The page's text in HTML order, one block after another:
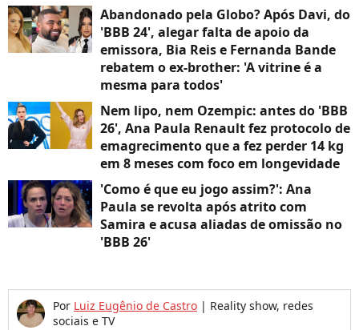
Abandonado pela Globo? Após Davi, do
'BBB 24', alegar falta de apoio da
emissora, Bia Reis e Fernanda Bande
rebatem o ex-brother: 'A vitrine é a
mesma para todos'
Nem lipo, nem Ozempic: antes do 'BBB
26', Ana Paula Renault fez protocolo de
emagrecimento que a fez perder 14 kg
em 8 meses com foco em longevidade
'Como é que eu jogo assim?': Ana
Paula se revolta após atrito com
Samira e acusa aliadas de omissão no
'BBB 26'
Por Luiz Eugênio de Castro | Reality show, redes
sociais e TV